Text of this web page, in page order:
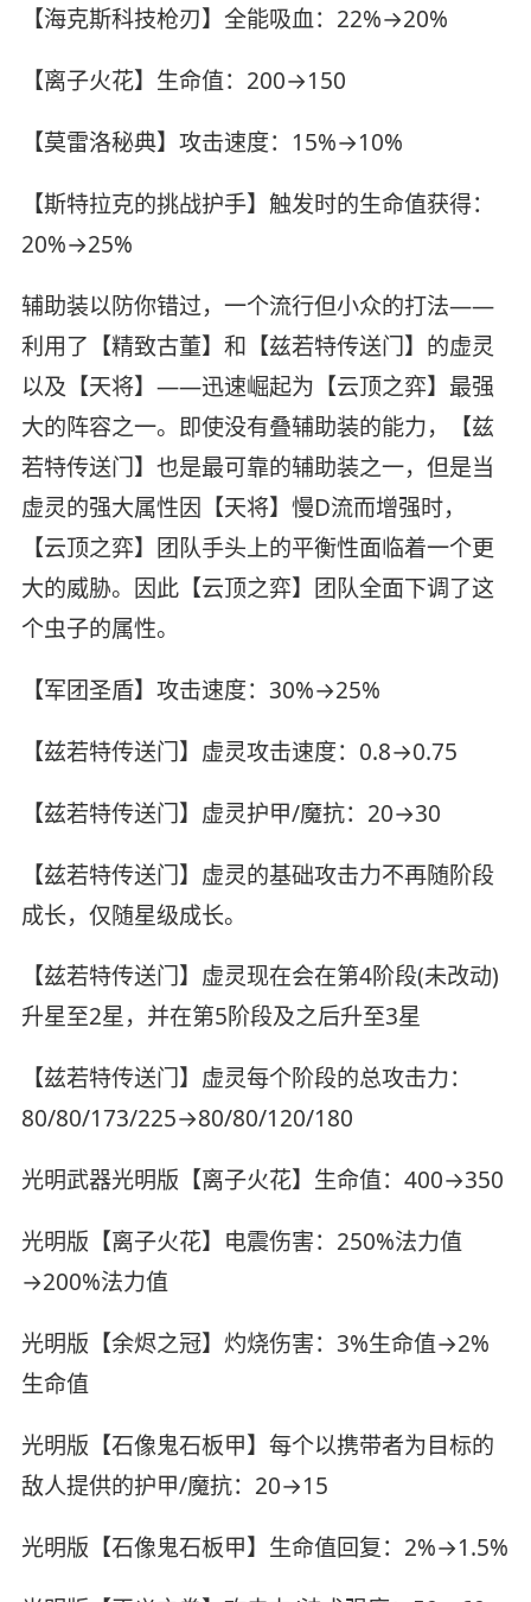
【海克斯科技枪刃】全能吸血：22%→20%
【离子火花】生命值：200→150
【莫雷洛秘典】攻击速度：15%→10%
【斯特拉克的挑战护手】触发时的生命值获得：
20%→25%
辅助装以防你错过，一个流行但小众的打法——
利用了【精致古董】和【兹若特传送门】的虚灵
以及【天将】——迅速崛起为【云顶之弈】最强
大的阵容之一。即使没有叠辅助装的能力，【兹
若特传送门】也是最可靠的辅助装之一，但是当
虚灵的强大属性因【天将】慢D流而增强时，
【云顶之弈】团队手头上的平衡性面临着一个更
大的威胁。因此【云顶之弈】团队全面下调了这
个虫子的属性。
【军团圣盾】攻击速度：30%→25%
【兹若特传送门】虚灵攻击速度：0.8→0.75
【兹若特传送门】虚灵护甲/魔抗：20→30
【兹若特传送门】虚灵的基础攻击力不再随阶段
成长，仅随星级成长。
【兹若特传送门】虚灵现在会在第4阶段(未改动)
升星至2星，并在第5阶段及之后升至3星
【兹若特传送门】虚灵每个阶段的总攻击力：
80/80/173/225→80/80/120/180
光明武器光明版【离子火花】生命值：400→350
光明版【离子火花】电震伤害：250%法力值
→200%法力值
光明版【余烬之冠】灼烧伤害：3%生命值→2%
生命值
光明版【石像鬼石板甲】每个以携带者为目标的
敌人提供的护甲/魔抗：20→15
光明版【石像鬼石板甲】生命值回复：2%→1.5%